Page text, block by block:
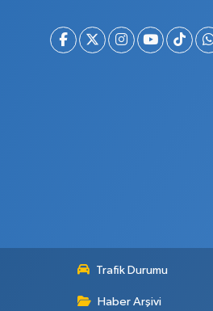
Trafik Durumu
Haber Arşivi